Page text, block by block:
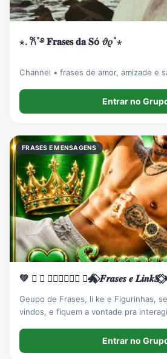
⋆. 𐙚˚࿔ 𝐅𝐫𝐚𝐬𝐞𝐬 𝐝𝐚 𝐒ó 𝜗𝜚˚⋆
Channel • frases de amor, amizade e
Entrar no
FRASES E MENSAGENS
💚 ⃟ ⃟ 𝑺𝒂𝒎𝒖𝒆𝑳 ⃟🐲⃟ 𝑭𝒓𝒂𝒔𝒆𝒔 𝒆 𝑳𝒊𝒏𝒌𝑺 ⃟
Geupo de Frases, li ke e Figurinhas, sejam todos bem
vindos, e fiquem a vontade pra
Entrar no